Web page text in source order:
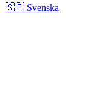
🇸🇪 Svenska